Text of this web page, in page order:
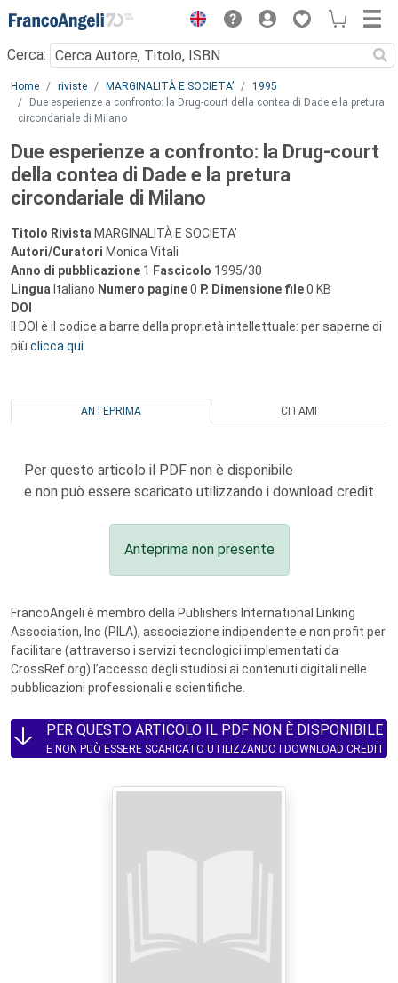
Menu
Cerca:
Main content
Home riviste MARGINALITÀ E SOCIETA’
1995
Due esperienze a confronto: la Drug-court della contea di Dade e la pretura
circondariale di Milano
Due esperienze a confronto: la Drug-court
della contea di Dade e la pretura
circondariale di Milano
Titolo Rivista MARGINALITÀ E SOCIETA’
Autori/Curatori Monica Vitali
Anno di pubblicazione 1 Fascicolo 1995/30
Lingua Italiano Numero pagine0 P. Dimensione file0 KB
DOI
Il DOI è il codice a barre della proprietà intellettuale: per saperne di
più clicca qui
ANTEPRIMA CITAMI
Per questo articolo il PDF non è disponibile
e non può essere scaricato utilizzando i download credit
Anteprima non presente
FrancoAngeli è membro della Publishers International Linking
Association, Inc (PILA), associazione indipendente e non profit per
facilitare (attraverso i servizi tecnologici implementati da
CrossRef.org) l’accesso degli studiosi ai contenuti digitali nelle
pubblicazioni professionali e scientifiche.
PER QUESTO ARTICOLO IL PDF NON È DISPONIBILE
E NON PUÒ ESSERE SCARICATO UTILIZZANDO I DOWNLOAD CREDIT